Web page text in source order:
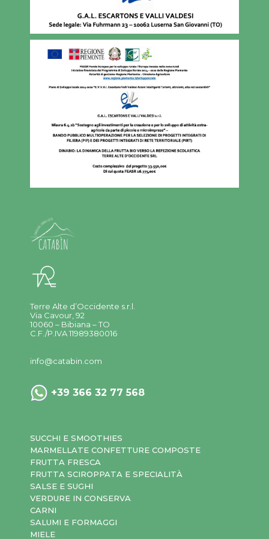
Terre Alte d’Occidente s.r.l.
Via Cavour, 92
10060 – Bibiana – TO
C.F./P.IVA 11989380016
info@catabin.com
+39 366 32 77 568
SUCCHI E SMOOTHIES
MARMELLATE CONFETTURE COMPOSTE
FRUTTA FRESCA
FRUTTA SCIROPPATA E SPECIALITÀ
SALSE E SUGHI
VERDURE IN CONSERVA
CARNI
SALUMI E FORMAGGI
MIELE